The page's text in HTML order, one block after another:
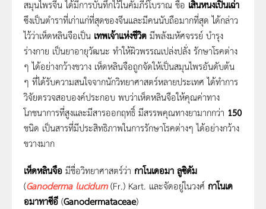
สมุนไพรจีน ได้มีการบันทึกไว้ในคัมภีร์โบราณ ชื่อ เสินหนงเปินเฉ่า
ซึงเป็นตำราที่เก่าแก่ที่สุดของจีนและมีคนนับถือมากที่สุด ได้กล่าว
ไว้ว่าเห็ดหลินจือเป็น เทพเจ้าแห่งชีวิต มีพลังมหัศจรรย์ บำรุง
ร่างกาย เป็นยาอายุวัฒนะ ทำให้ผิวพรรณเปล่งปลั่ง รักษาโรคต่าง
ๆ ได้อย่างกว้างขวาง เห็ดหลินจือถูกจัดให้เป็นสมุนไพรอันดับต้น
ๆ ที่ได้รับความสนใจจากนักวิทยาศาสตร์หลายประเทศ ได้ทำการ
วิจัยตรวจสอบองค์ประกอบ พบว่าเห็ดหลินจือให้คุณค่าทาง
โภชนาการที่สูงและมีสารออกฤทธิ์ มีสรรพคุณทางยามากกว่า 150
ชนิด เป็นสารที่มีประสิทธิภาพในการรักษาโรคต่างๆ ได้อย่างกว้าง
ขวางมาก
เห็ดหลินจือ มีชื่อวิทยาศาสตร์ว่า กาโนเดอมา ลูซิดัม
(Ganoderma lucidum(Fr.) Kart. และจัดอยู่ในวงศ์ กาโนเด
อมาทาซีอี (Ganodermataceae)